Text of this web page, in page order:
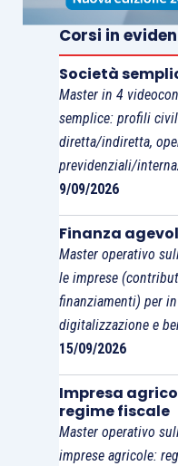
Corsi in
Società
Master in 4
semplice: profili
diretta/indiretta,
previdenziali/
9/09/2026
Finanza
Master operativo
le imprese
finanziamenti) per
digitalizzazione e
15/09/2026
Impresa
regime fiscale
Master operativo
imprese agricole: